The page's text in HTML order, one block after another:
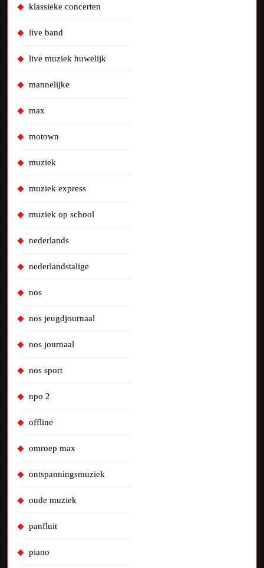
klassieke concerten
live band
live muziek huwelijk
mannelijke
max
motown
muziek
muziek express
muziek op school
nederlands
nederlandstalige
nos
nos jeugdjournaal
nos journaal
nos sport
npo 2
offline
omroep max
ontspanningsmuziek
oude muziek
panfluit
piano